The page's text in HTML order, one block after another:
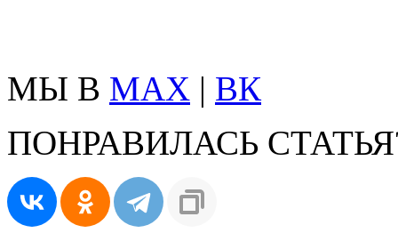
МЫ В MAX | ВК
ПОНРАВИЛАСЬ